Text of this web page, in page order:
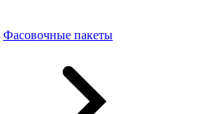
Фасовочные пакеты